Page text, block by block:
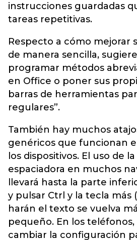
instrucciones guardadas
tareas repetitivas.
Respecto a cómo mejorar
de manera sencilla,
programar métodos
en Office o poner sus
barras de herramientas
regulares”.
También hay muchos
genéricos que funcionan
los dispositivos. El uso de
espaciadora en muchos
llevará hasta la parte
y pulsar Ctrl y la tecla más
harán el texto se vuelva
pequeño. En los
cambiar la configuración